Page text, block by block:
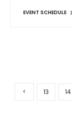
EVENT SCHEDULE
13 14